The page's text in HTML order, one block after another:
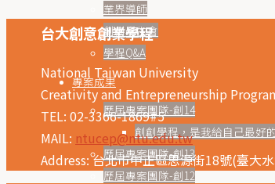
業界導師
創創學生會
學程Q&A
專案成果
歷屆專案團隊-創14
創創學程，是我給自己最好
歷屆專案團隊-創13
歷屆專案團隊-創12
台大創意創業學程
National Taiwan University
Creativity and Entrepreneurship
TEL: 02-3366-1869#5
MAIL: ntucep@ntu.edu.tw
Address: 台北市中正區思源街18號(臺大